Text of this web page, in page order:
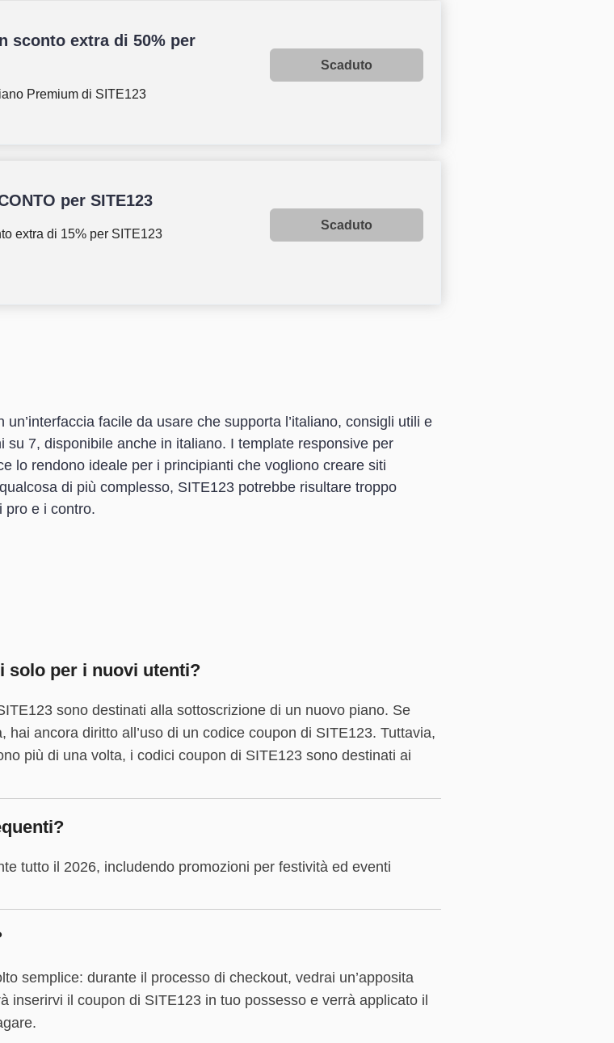
sconto extra di 50% per
Premium di SITE123
Scaduto
per SITE123
extra di 15% per SITE123
Scaduto
facile da usare che supporta l’italiano, consigli utili e
7, disponibile anche in italiano. I template responsive per
lo rendono ideale per i principianti che vogliono creare siti
di più complesso, SITE123 potrebbe risultare troppo
pro e i contro.
solo per i nuovi utenti?
sono destinati alla sottoscrizione di un nuovo piano. Se
ancora diritto all’uso di un codice coupon di SITE123. Tuttavia,
più di una volta, i codici coupon di SITE123 sono destinati ai
tutto il 2026, includendo promozioni per festività ed eventi
semplice: durante il processo di checkout, vedrai un’apposita
inserirvi il coupon di SITE123 in tuo possesso e verrà applicato il